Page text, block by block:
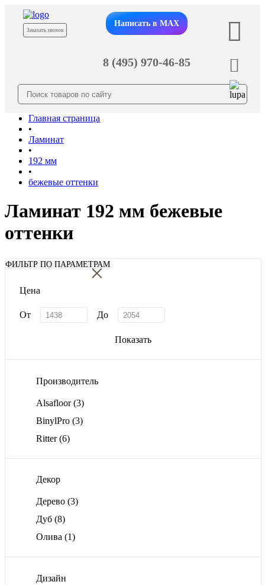
Заказать звонок
Написать в MAX
8 (495) 970-46-85
Главная страница
•
Ламинат
•
192 мм
•
бежевые оттенки
Ламинат 192 мм бежевые
оттенки
ФИЛЬТР ПО ПАРАМЕТРАМ
×
Цена
От До
Показать
Производитель
Alsafloor(3)
BinylPro (3)
Ritter(6)
Декор
Дерево (3)
Дуб (8)
Олива (1)
Дизайн